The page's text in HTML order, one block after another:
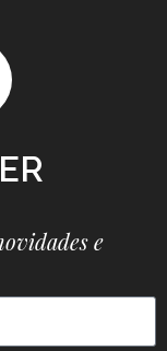
e